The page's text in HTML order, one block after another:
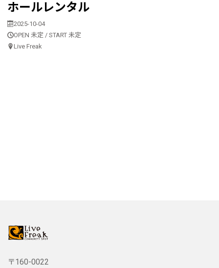
ホールレンタル
2025-10-04
OPEN 未定 / START 未定
Live Freak
〒160-0022